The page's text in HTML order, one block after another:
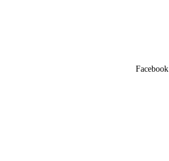
Facebook